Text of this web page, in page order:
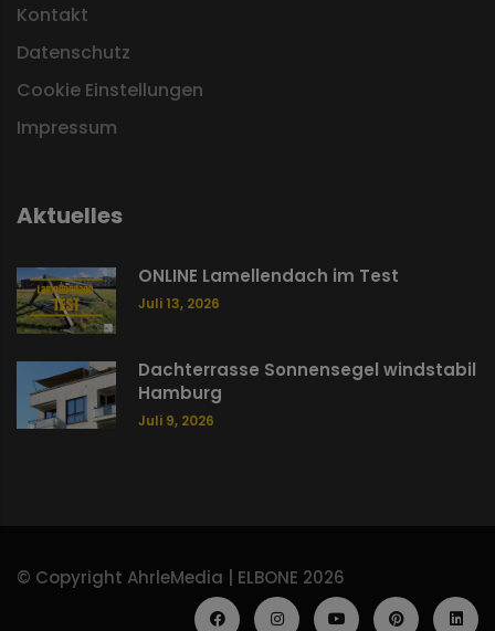
Kontakt
Datenschutz
Cookie Einstellungen
Impressum
Aktuelles
ONLINE Lamellendach im Test
Juli 13, 2026
Dachterrasse Sonnensegel windstabil
Hamburg
Juli 9, 2026
© Copyright AhrleMedia | ELBONE 2026